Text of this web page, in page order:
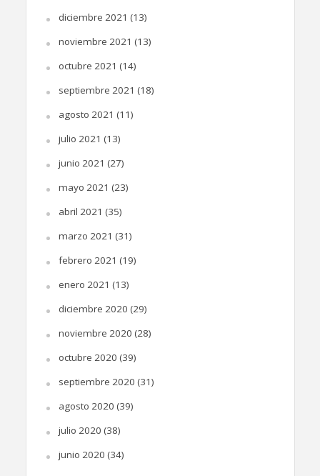
diciembre 2021 (13)
noviembre 2021 (13)
octubre 2021 (14)
septiembre 2021 (18)
agosto 2021 (11)
julio 2021 (13)
junio 2021 (27)
mayo 2021 (23)
abril 2021 (35)
marzo 2021 (31)
febrero 2021 (19)
enero 2021 (13)
diciembre 2020 (29)
noviembre 2020 (28)
octubre 2020 (39)
septiembre 2020 (31)
agosto 2020 (39)
julio 2020 (38)
junio 2020 (34)